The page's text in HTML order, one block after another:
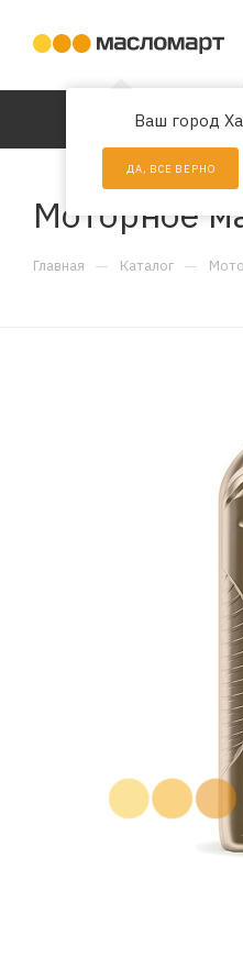
Ваш город
ДА, ВСЕ ВЕРНО
КАТАЛОГ
Моторное
Главная — Каталог —